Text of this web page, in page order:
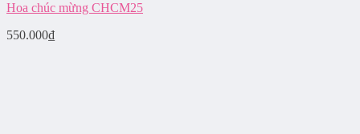
Hoa chúc mừng CHCM25
550.000₫